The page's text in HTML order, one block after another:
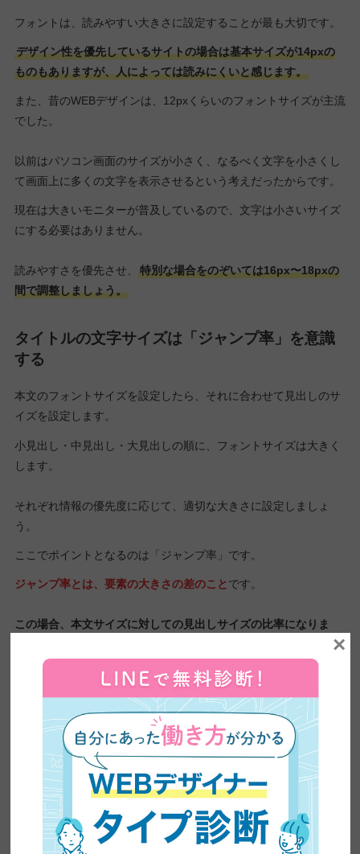
フォントは、読みやすい大きさに設定することが最も大切です。
デザイン性を優先しているサイトの場合は基本サイズが14pxの
ものもありますが、人によっては読みにくいと感じます。
また、昔のWEBデザインは、12pxくらいのフォントサイズが主流
でした。
以前はパソコン画面のサイズが小さく、なるべく文字を小さくし
て画面上に多くの文字を表示させるという考えだったからです。
現在は大きいモニターが普及しているので、文字は小さいサイズ
にする必要はありません。
読みやすさを優先させ、
特別な場合をのぞいては16px〜18pxの
間で調整しましょう。
タイトルの文字サイズは「ジャンプ率」を意識
する
本文のフォントサイズを設定したら、それに合わせて見出しのサ
イズを設定します。
小見出し・中見出し・大見出しの順に、フォントサイズは大きく
します。
それぞれ情報の優先度に応じて、適切な大きさに設定しましょ
う。
ここでポイントとなるのは「ジャンプ率」です。
ジャンプ率とは、要素の大きさの差のことです。
この場合、本文サイズに対しての見出しサイズの比率になりま
本文と見出しの大きさの差が大きいと「ジャンプ率が高い」と表
ジャンプ率によって、印象が大きく異なります。
こちらの画像を見てください。
×